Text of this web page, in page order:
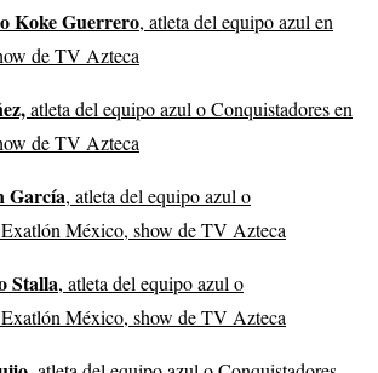
Koke Guerrero, atleta del equipo azul en
de TV Azteca
atleta del equipo azul o Conquistadores en
de TV Azteca
García, atleta del equipo azul o
México, show de TV Azteca
Stalla, atleta del equipo azul o
México, show de TV Azteca